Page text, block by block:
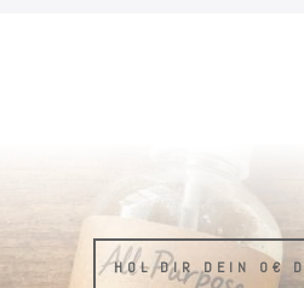
HOL DIR DEIN 0€